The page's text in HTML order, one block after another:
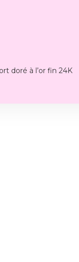
doré à l’or fin 24K